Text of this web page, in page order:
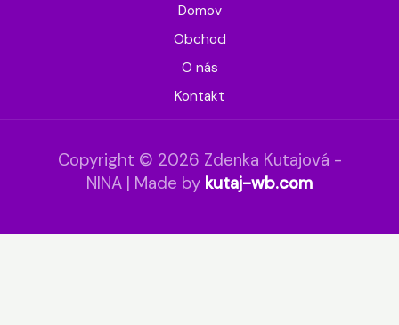
Domov
Obchod
O nás
Kontakt
Copyright © 2026 Zdenka Kutajová -
NINA | Made by kutaj-wb.com